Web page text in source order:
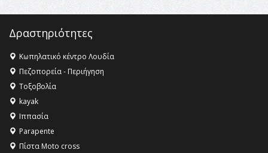
16:35 -Το πρόγραμμα του ΠΑΟΚ στον δεύτερο γύρο του
16:27 - Όλυμπος: Εντάχθηκε στον Κατάλογο Παγκόσμιας
Κληρονομιάς της UNESCO – Ομόφωνη η απόφαση Ο
Όλυμπος αναγνωρίστηκε ως φυσικό και πολιτιστικό
αγαθό εξέχουσας οικουμενικής αξίας για την
ανθρωπότητα
16:18 -
ΣΤΗΝ ΕΔΕΣΣΑ
Δραστηριότητες
Κωπηλατικό κέντρο Λουδία
Πεζοπορεία - Περιήγηση
Τοξοβολία
kayak
Ιππασία
Parapente
Πίστα Moto cross